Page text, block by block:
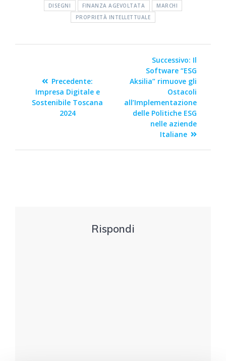
DISEGNI
FINANZA AGEVOLTATA
MARCHI
PROPRIETÀ INTELLETTUALE
Precedente:
Impresa Digitale e
Sostenibile Toscana
2024
Successivo: Il
Software “ESG
Aksilia” rimuove gli
Ostacoli
all’Implementazione
delle Politiche ESG
nelle aziende
Italiane
Rispondi